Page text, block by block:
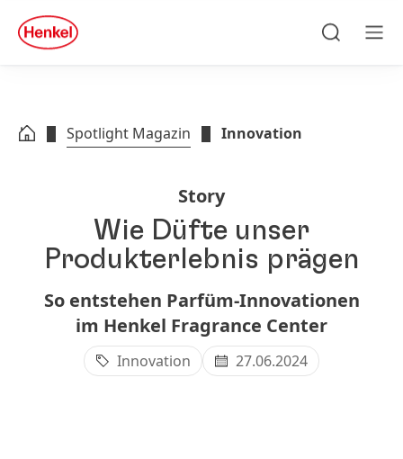
Zu Footer springen
quick
search
Spotlight Magazin Innovation
Story
Wie Düfte unser
Produkterlebnis prägen
So entstehen Parfüm-Innovationen
im Henkel Fragrance Center
Innovation 27.06.2024